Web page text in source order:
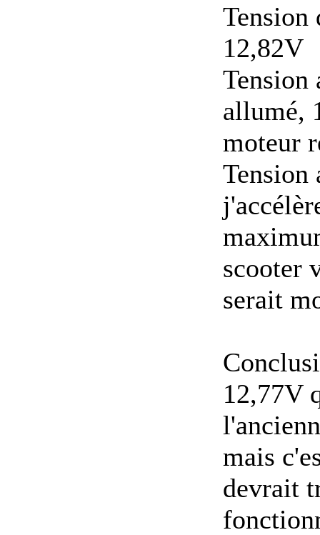
Tension
12,82V
Tension
allumé,
moteur
Tension
scooter
serait
12,77V
mais
devrait